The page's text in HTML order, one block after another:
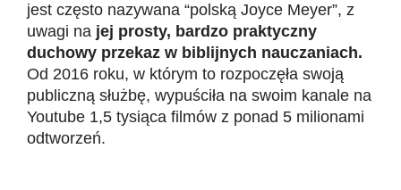
jest często nazywana “polską Joyce Meyer”, z
uwagi na jej prosty, bardzo praktyczny
duchowy przekaz w biblijnych nauczaniach.
Od 2016 roku, w którym to rozpoczęła swoją
publiczną służbę, wypuściła na swoim kanale na
Youtube 1,5 tysiąca filmów z ponad 5 milionami
odtworzeń.